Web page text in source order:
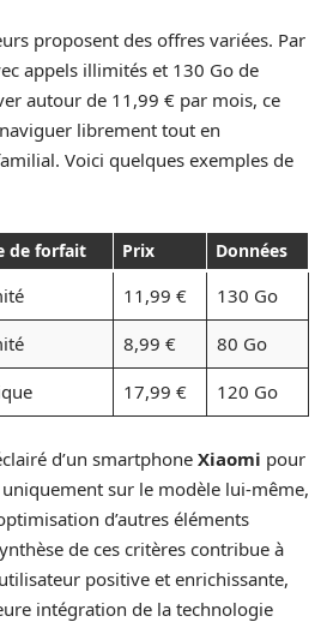
proposent des offres variées. Par
appels illimités et 130 Go de
autour de 11,99 € par mois, ce
librement tout en
Voici quelques exemples de
de forfait Prix Données
11,99 €
130 Go
8,99 €
80 Go
17,99 € 120 Go
d’un smartphone Xiaomi pour
sur le modèle lui-même,
d’autres éléments
de ces critères contribue à
positive et enrichissante,
intégration de la technologie